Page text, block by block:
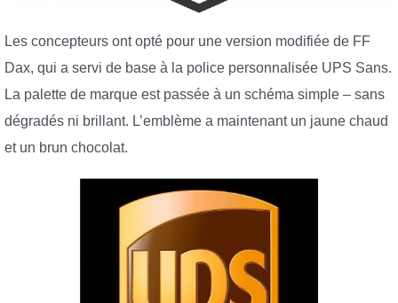
Les concepteurs ont opté pour une version modifiée de FF
Dax, qui a servi de base à la police personnalisée UPS Sans.
La palette de marque est passée à un schéma simple – sans
dégradés ni brillant. L’emblème a maintenant un jaune chaud
et un brun chocolat.